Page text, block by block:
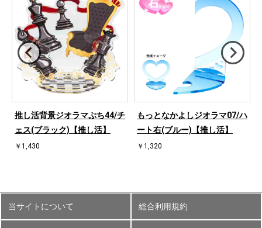
推し活背景ジオラマぷち44/チ
ェス(ブラック)【推し活】
￥1,430
もっとなかよしジオラマ07/ハ
ート右(ブルー)【推し活】
￥1,320
当サイトについて 総合利用規約